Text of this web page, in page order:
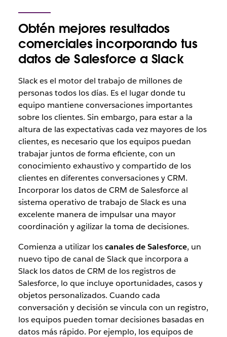
Obtén mejores resultados
comerciales incorporando tus
datos de Salesforce a Slack
Slack es el motor del trabajo de millones de
personas todos los días. Es el lugar donde tu
equipo mantiene conversaciones importantes
sobre los clientes. Sin embargo, para estar a la
altura de las expectativas cada vez mayores de los
clientes, es necesario que los equipos puedan
trabajar juntos de forma eficiente, con un
conocimiento exhaustivo y compartido de los
clientes en diferentes conversaciones y CRM.
Incorporar los datos de CRM de Salesforce al
sistema operativo de trabajo de Slack es una
excelente manera de impulsar una mayor
coordinación y agilizar la toma de decisiones.
Comienza a utilizar loscanales de Salesforce, un
nuevo tipo de canal de Slack que incorpora a
Slack los datos de CRM de los registros de
Salesforce, lo que incluye oportunidades, casos y
objetos personalizados. Cuando cada
conversación y decisión se vincula con un registro,
los equipos pueden tomar decisiones basadas en
datos más rápido. Por ejemplo, los equipos de